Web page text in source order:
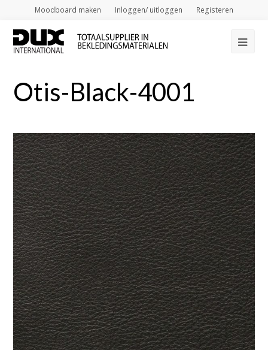
Moodboard maken Inloggen/ uitloggen Registeren
Otis-Black-4001